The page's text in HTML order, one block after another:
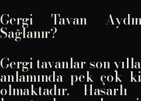
Gergi Tavan
Sağlanır?
Gergi tavanlar son
anlamında pek çok
olmaktadır.